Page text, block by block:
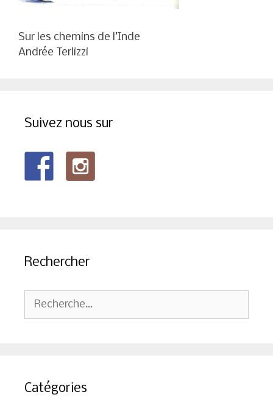
Sur les chemins de l’Inde
Andrée Terlizzi
Suivez nous sur
Rechercher
Rechercher :
Catégories